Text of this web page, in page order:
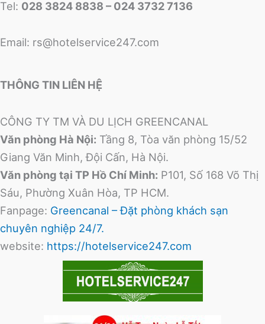
Tel: 028 3824 8838 – 024 3732 7136
Email: rs@hotelservice247.com
THÔNG TIN LIÊN HỆ
CÔNG TY TM VÀ DU LỊCH GREENCANAL
Văn phòng Hà Nội: Tầng 8, Tòa văn phòng 15/52
Giang Văn Minh, Đội Cấn, Hà Nội.
Văn phòng tại TP Hồ Chí Minh: P101, Số 168 Võ Thị
Sáu, Phường Xuân Hòa, TP HCM.
Fanpage: Greencanal – Đặt phòng khách sạn
chuyên nghiệp 24/7.
website: https://hotelservice247.com